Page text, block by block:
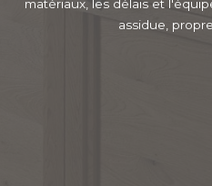
matériaux, les délais et
assidue,